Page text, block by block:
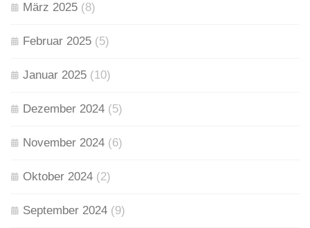
März 2025 (8)
Februar 2025 (5)
Januar 2025 (10)
Dezember 2024 (5)
November 2024 (6)
Oktober 2024 (2)
September 2024 (9)